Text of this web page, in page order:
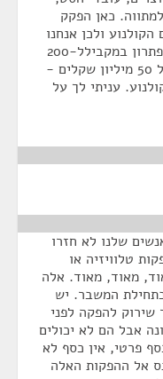
כאן הפקק
ולכן אנחנו
לא רואים אפילו שקל אחד וצריך לתת פתרון במקבילל-200
מיליון השקלים, המתווה, עוד פתרון של 50 מיליון שקלים -
עניתי לך על
שלנו לא חזרו
טלוויזיה או
מאוד, מאוד. אלה
המשבר. יש
שירוק להפקה לפני
אבל הם לא יכולים
פרטי, אין כסף לא
אל ההפקות האלה